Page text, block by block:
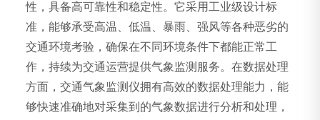
性，具备高可靠性和稳定性。它采用工业级设计标
准，能够承受高温、低温、暴雨、强风等各种恶劣的
交通环境考验，确保在不同环境条件下都能正常工
作，持续为交通运营提供气象监测服务。在数据处理
方面，交通气象监测仪拥有高效的数据处理能力，能
够快速准确地对采集到的气象数据进行分析和处理，